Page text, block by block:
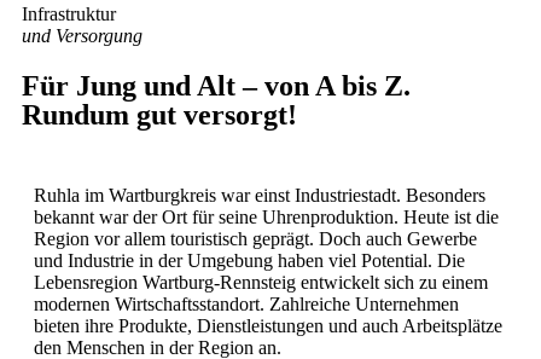
Infrastruktur
und Versorgung
Für Jung und Alt – von A bis Z.
Rundum gut versorgt!
Ruhla im Wartburgkreis war einst Industriestadt. Besonders
bekannt war der Ort für seine Uhrenproduktion. Heute ist die
Region vor allem touristisch geprägt. Doch auch Gewerbe
und Industrie in der Umgebung haben viel Potential. Die
Lebensregion Wartburg-Rennsteig entwickelt sich zu einem
modernen Wirtschaftsstandort. Zahlreiche Unternehmen
bieten ihre Produkte, Dienstleistungen und auch Arbeitsplätze
den Menschen in der Region an.